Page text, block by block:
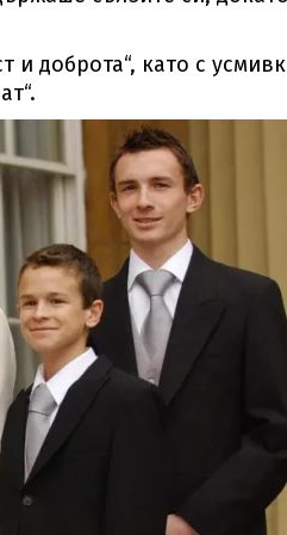
и доброта“, като с